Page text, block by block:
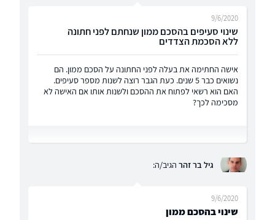
שינוי סעיפים בהסכם ממון שנחתם לפני חתונה
ללא הסכמת הצדדים
9/6/2020
אישה החתימה את בעלה לפני החתונה על הסכם ממון. הם
נשואים כבר 5 שנים. כעת הגבר רוצה לשנות מספר סעיפים.
האם הוא רשאי לפתוח את ההסכם ולשנות אותו אם האישה לא
מסכימה לכך?
גיל בר זהר הגיב/ה:
שינוי בהסכם ממון
9/6/2020